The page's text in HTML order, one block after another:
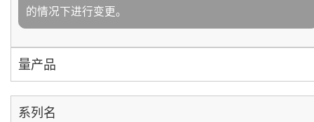
的情况下进行变更。
量产品
系列名